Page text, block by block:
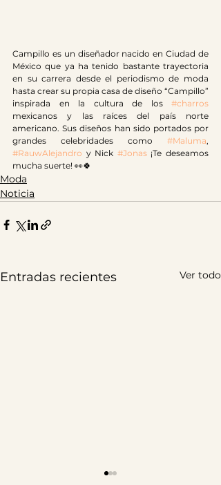
Campillo es un diseñador nacido en Ciudad de
México que ya ha tenido bastante trayectoria
en su carrera desde el periodismo de moda
hasta crear su propia casa de diseño “Campillo”
inspirada en la cultura de los #charros
mexicanos y las raíces del país norte
americano. Sus diseños han sido portados por
grandes celebridades como #Maluma
#RauwAlejandro y Nick #Jonas ¡Te deseamos
mucha suerte! 👀🍀
Moda
Noticia
Entradas recientes Ver todo